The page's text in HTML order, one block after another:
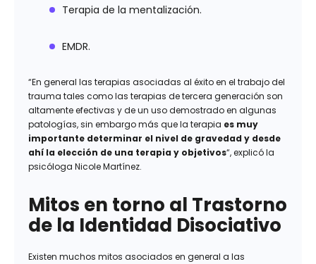
Terapia de la mentalización.
EMDR.
“En general las terapias asociadas al éxito en el trabajo del
trauma tales como las terapias de tercera generación son
altamente efectivas y de un uso demostrado en algunas
patologías, sin embargo más que la terapia es muy
importante determinar el nivel de gravedad y desde
ahí la elección de una terapia y objetivos“, explicó la
psicóloga Nicole Martínez.
Mitos en torno al Trastorno
de la Identidad Disociativo
Existen muchos mitos asociados en general a las